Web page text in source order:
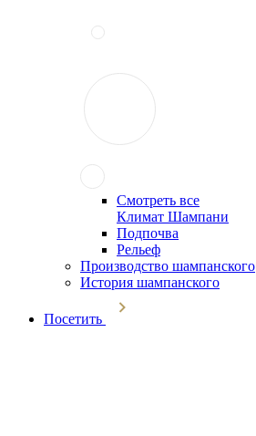
Смотреть все
Климат Шампани
Подпочва
Рельеф
Производство шампанского
История шампанского
Посетить